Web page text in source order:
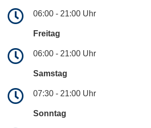
06:00 - 21:00 Uhr
Freitag
06:00 - 21:00 Uhr
Samstag
07:30 - 21:00 Uhr
Sonntag